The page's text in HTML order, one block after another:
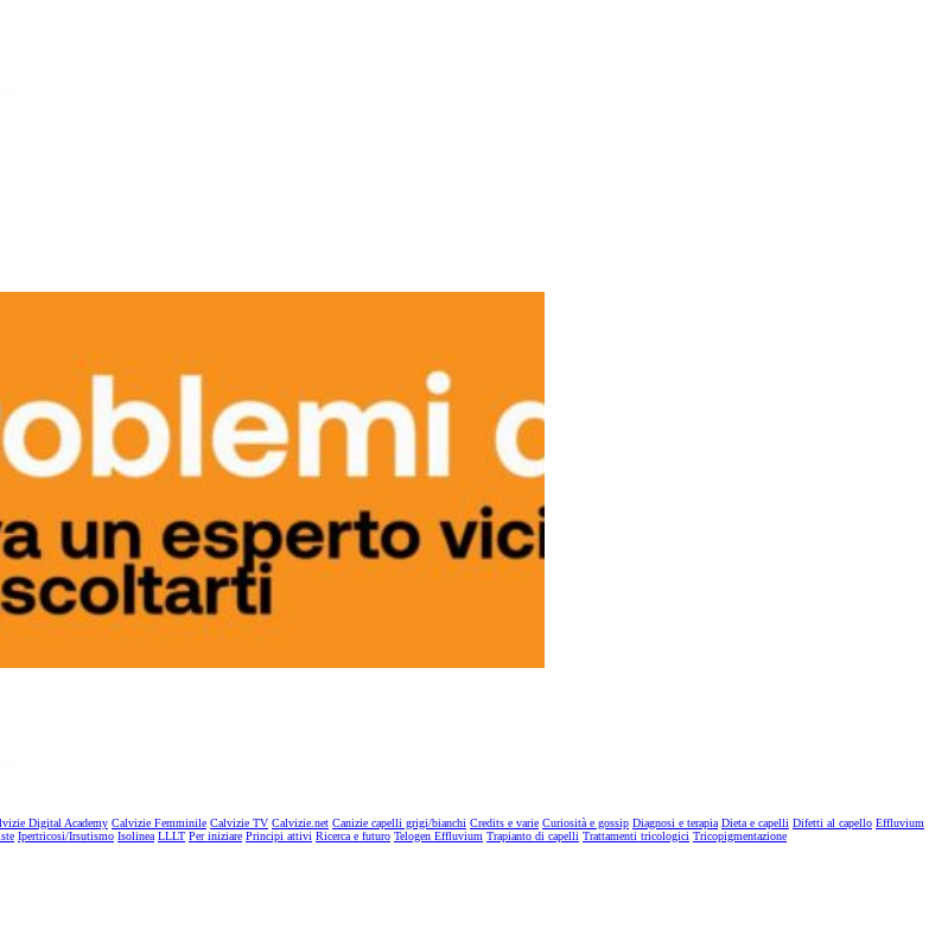
Digital Academy Calvizie Femminile Calvizie TV Calvizie.net Canizie capelli grigi/bianchi Credits e varie Curiosità e gossip Diagnosi e terapia Dieta e capelli Difetti al capello Effluvium
Ipertricosi/Irsutismo Isolinea LLLT Per iniziare Principi attivi Ricerca e futuro Telogen Effluvium Trapianto di capelli Trattamenti tricologici Tricopigmentazione